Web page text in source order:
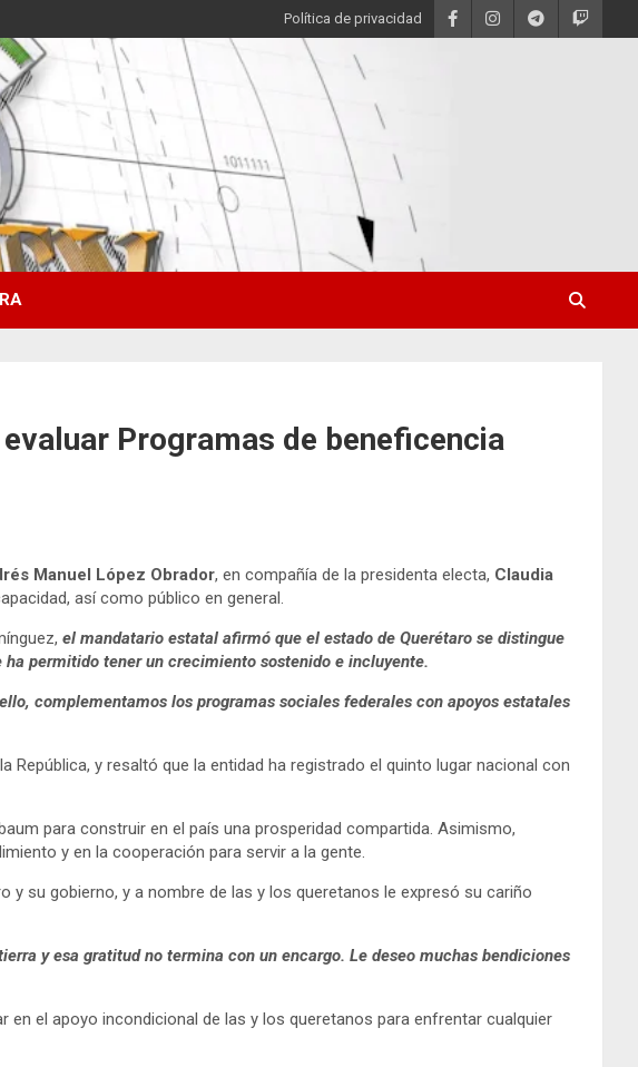
Política de privacidad
Programas de beneficencia
Manuel López Obrador, en compañía de la presidenta electa, Claudia
así como público en general.
el mandatario estatal afirmó que el estado de Querétaro se distingue
permitido tener un crecimiento sostenido e incluyente.
complementamos los programas sociales federales con apoyos estatales
y resaltó que la entidad ha registrado el quinto lugar nacional con
para construir en el país una prosperidad compartida. Asimismo,
y en la cooperación para servir a la gente.
su gobierno, y a nombre de las y los queretanos le expresó su cariño
y esa gratitud no termina con un encargo. Le deseo muchas bendiciones
el apoyo incondicional de las y los queretanos para enfrentar cualquier